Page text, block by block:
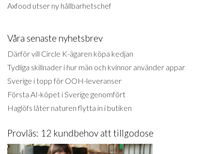
Axfood utser ny hållbarhetschef
Våra senaste nyhetsbrev
Därför vill Circle K-ägaren köpa kedjan
Tydliga skillnader i hur män och kvinnor använder appar
Sverige i topp för OOH-leveranser
Första AI-köpet i Sverige genomfört
Haglöfs låter naturen flytta in i butiken
Provläs: 12 kundbehov att tillgodose